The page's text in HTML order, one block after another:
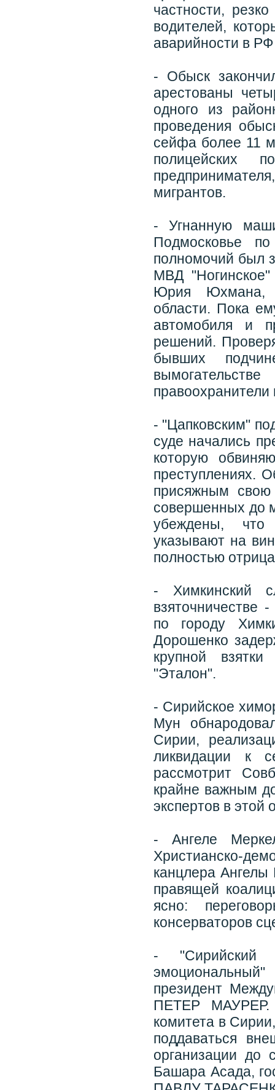
частности,
водителей,
аварийности в
- Обыск
арестованы
одного из
проведения
сейфа более 11
полицейских
мигрантов.
- Угнанную
Подмосковье
полномочий был
МВД
Юрия Юхмана,
области. Пока
автомобиля и
решений.
бывших
- "Цапковским"
суде начались
которую
преступлениях.
присяжным свою
совершенных до
убеждены, что
указывают на
полностью
- Химкинский
взяточничестве
по городу
Дорошенко
крупной
"Эталон".
- Сирийское
Мун
Сирии,
ликвидации к
рассмотрит
крайне важным
экспертов в этой
- Ангеле
Христианско-
канцлера Ангелы
правящей
ясно:
консерваторов
- "Сирийский
президент
ПЕТЕР МАУРЕР.
комитета в
поддаваться
организации до
Башара Асада,